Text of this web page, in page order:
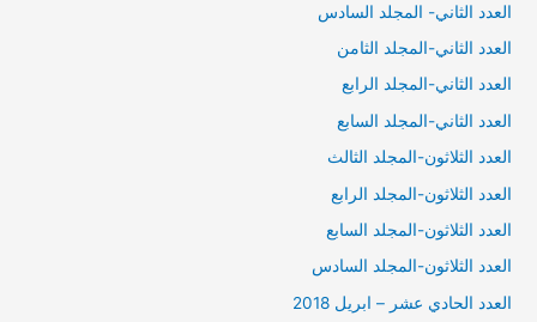
العدد الثاني- المجلد السادس
العدد الثاني-المجلد الثامن
العدد الثاني-المجلد الرابع
العدد الثاني-المجلد السابع
العدد الثلاثون-المجلد الثالث
العدد الثلاثون-المجلد الرابع
العدد الثلاثون-المجلد السابع
العدد الثلاثون-المجلد السادس
العدد الحادي عشر – ابريل 2018